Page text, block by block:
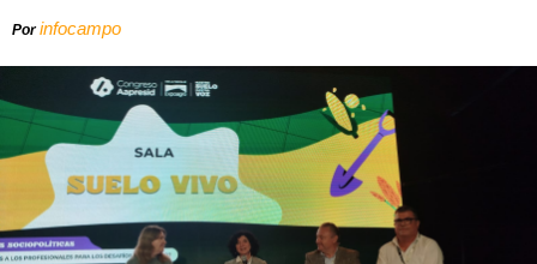
Porinfocampo